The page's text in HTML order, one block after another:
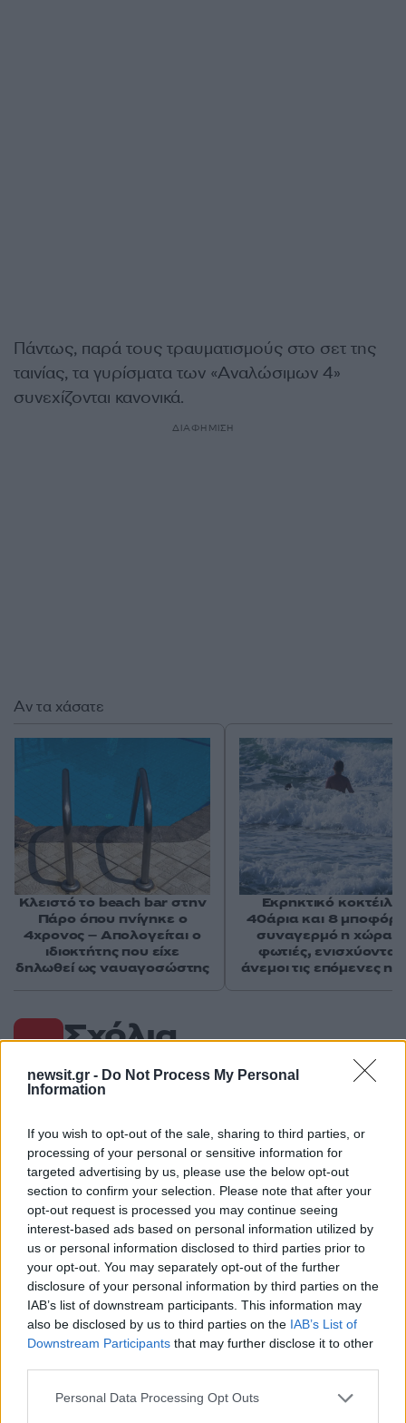
newsit.gr - Do Not Process My Personal
Information
If you wish to opt-out of the sale, sharing to third parties, or
processing of your personal or sensitive information for
targeted advertising by us, please use the below opt-out
section to confirm your selection. Please note that after your
opt-out request is processed you may continue seeing
interest-based ads based on personal information utilized by
us or personal information disclosed to third parties prior to
your opt-out. You may separately opt-out of the further
disclosure of your personal information by third parties on the
IAB’s list of downstream participants. This information may
also be disclosed by us to third parties on the IAB’s List of
Downstream Participants that may further disclose it to other
Please note that this website/app uses one or more Google
Personal Data Processing Opt Outs
Πάντως, παρά τους τραυματισμούς στο σετ της
ταινίας, τα γυρίσματα των «Αναλώσιμων 4»
συνεχίζονται κανονικά.
ΔΙΑΦΗΜΙΣΗ
Σχόλια
Σχολίασε εδώ
50 /50
2000 /2000
Υποβολή σχολίου
Όροι Χρήσης. Το site προστατεύεται από reCAPTCHA, ισχύουν
Αν τα χάσατε
Κλειστό το beach bar στην
Πάρο όπου πνίγηκε ο
4χρονος – Απολογείται ο
ιδιοκτήτης που είχε
δηλωθεί ως ναυαγοσώστης
Εκρηκτικό κοκτέιλ
40άρια και 8 μποφόρ
συναγερμό η χώρα
φωτιές, ενισχύονται
άνεμοι τις επόμενες